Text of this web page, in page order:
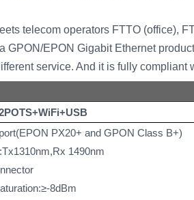
telecom operators FTTO (office),
EPON Gigabit Ethernet
service. And it is fully
PX20+ and GPON Class B+)
1490nm
8dBm